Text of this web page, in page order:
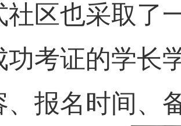
社区也采取了
功考证的学长
、报名时间、